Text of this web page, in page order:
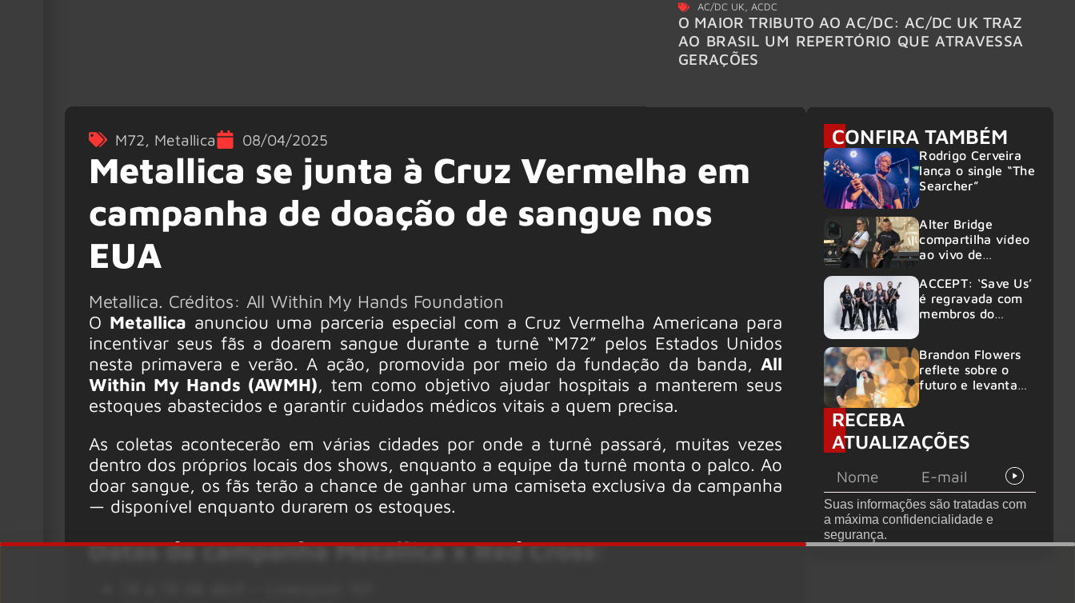
AC/DC UK,ACDC
O MAIOR TRIBUTO AO AC/DC: AC/DC UK TRAZ
AO BRASIL UM REPERTÓRIO QUE ATRAVESSA
GERAÇÕES
M72, Metallica 08/04/2025
Metallica se junta à Cruz Vermelha em
campanha de doação de sangue nos
EUA
Metallica. Créditos: All Within My Hands Foundation
O Metallica anunciou uma parceria especial com a Cruz Vermelha Americana para
incentivar seus fãs a doarem sangue durante a turnê “M72” pelos Estados Unidos
nesta primavera e verão. A ação, promovida por meio da fundação da banda, All
Within My Hands (AWMH), tem como objetivo ajudar hospitais a manterem seus
estoques abastecidos e garantir cuidados médicos vitais a quem precisa.
As coletas acontecerão em várias cidades por onde a turnê passará, muitas vezes
dentro dos próprios locais dos shows, enquanto a equipe da turnê monta o palco. Ao
doar sangue, os fãs terão a chance de ganhar uma camiseta exclusiva da campanha
— disponível enquanto durarem os estoques.
Datas da campanha Metallica x Red Cross:
CONFIRA TAMBÉM
Rodrigo Cerveira
lança o single “The
Searcher”
Alter Bridge
compartilha vídeo
ao vivo de
no Rock am Ring
2026
ACCEPT: ‘Save Us’
é regravada com
membros do
Brandon Flowers
reflete sobre o
futuro e levanta
RECEBA
ATUALIZAÇÕES
Suas informações são tratadas com
a máxima confidencialidade e
segurança.